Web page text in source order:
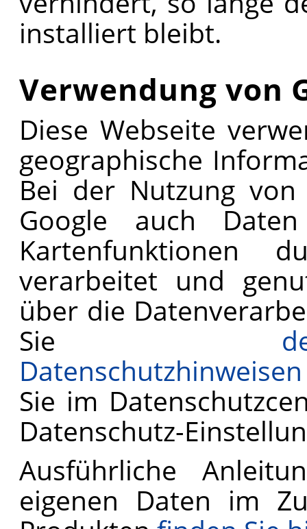
installiert bleibt.
Verwendung von
Diese Webseite
geographische
Bei der Nutzung
Google auch
Kartenfunktionen
verarbeitet und
über die
Sie
Datenschutzhinweisen
Sie im
Datenschutz-
Ausführliche
eigenen Daten im